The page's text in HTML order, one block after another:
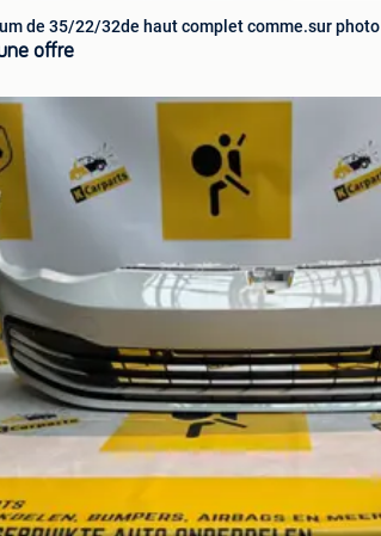
de 35/22/32de haut complet comme.sur photo
offre